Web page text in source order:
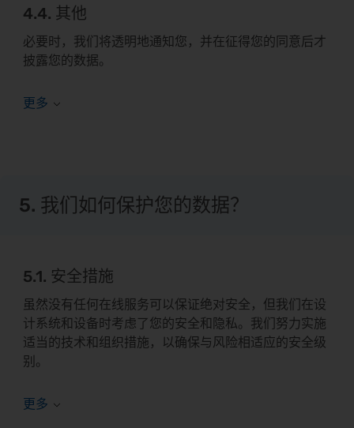
4.4. 其他
必要时，我们将透明地通知您，并在征得您的同意后才
披露您的数据。
5. 我们如何保护您的数据？
5.1. 安全措施
虽然没有任何在线服务可以保证绝对安全，但我们在设
计系统和设备时考虑了您的安全和隐私。我们努力实施
适当的技术和组织措施，以确保与风险相适应的安全级
别。